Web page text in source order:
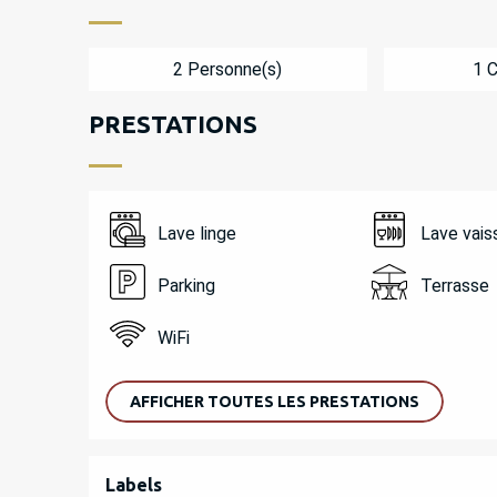
2 Personne(s) 1
PRESTATIONS
Lave linge Lave
Parking Terrasse
WiFi
AFFICHER TOUTES LES PRESTATIONS
OFFRES DE
Labels
Labels